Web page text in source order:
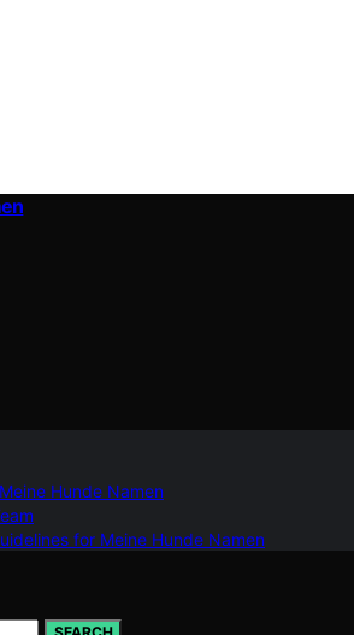
Hunde Namen
for Meine Hunde Namen